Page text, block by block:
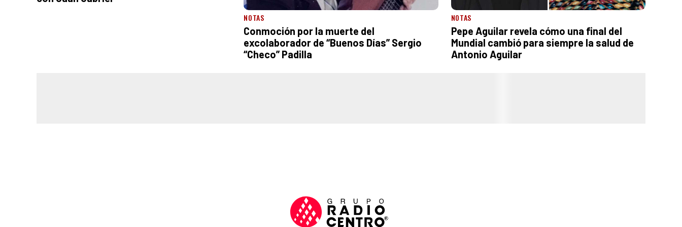
NOTAS
Conmoción por la muerte del
excolaborador de “Buenos Días” Sergio
“Checo” Padilla
NOTAS
Pepe Aguilar revela cómo una final del
Mundial cambió para siempre la salud de
Antonio Aguilar